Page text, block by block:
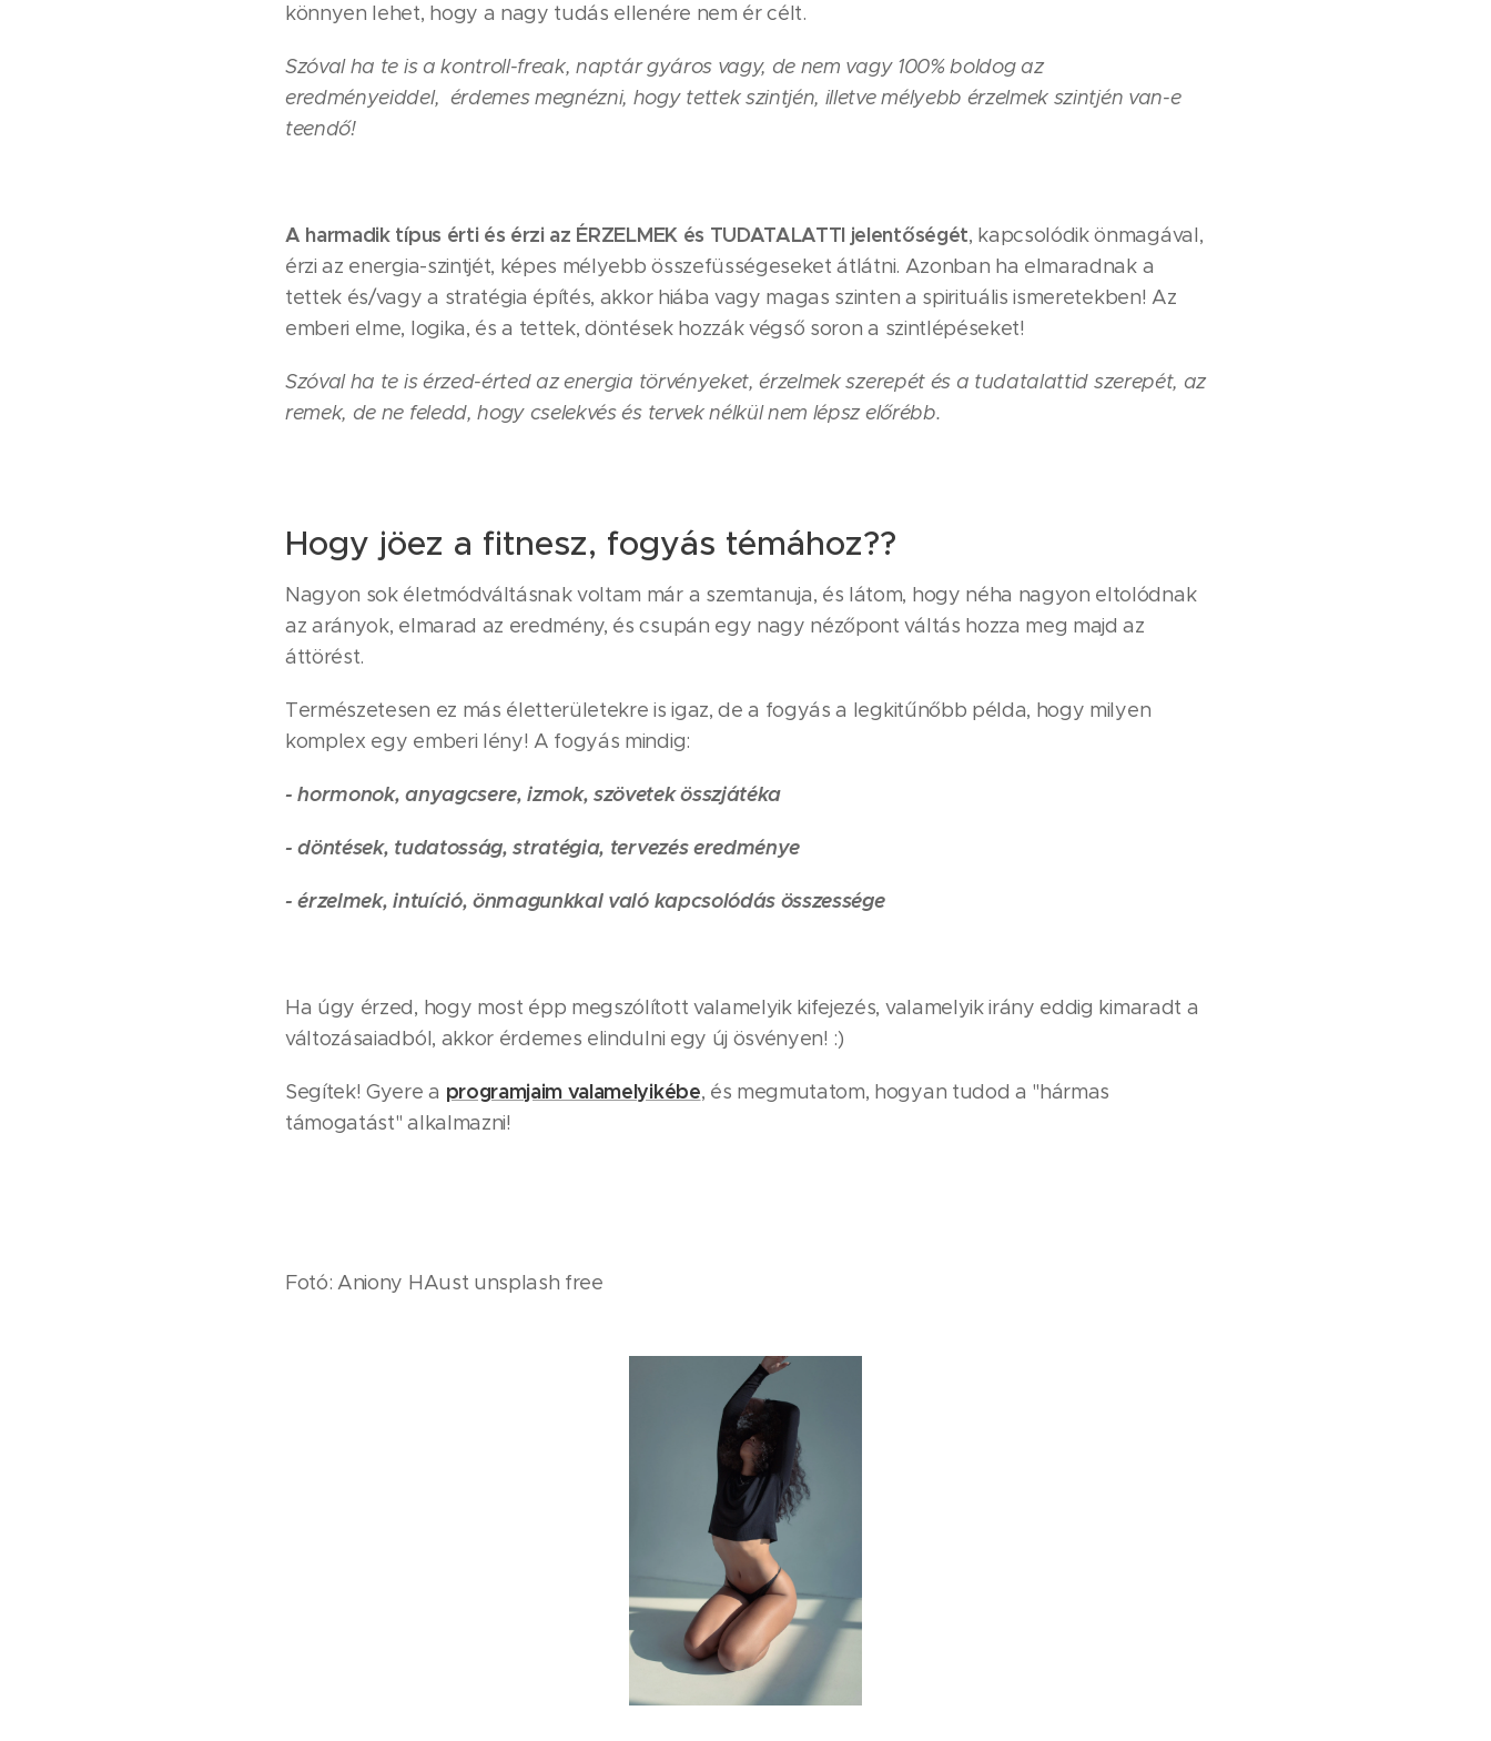
könnyen lehet, hogy a nagy tudás ellenére nem ér célt.
Szóval ha te is a kontroll-freak, naptár gyáros vagy, de nem vagy 100% boldog az
eredményeiddel, érdemes megnézni, hogy tettek szintjén, illetve mélyebb érzelmek szintjén van-e
teendő!
A harmadik típus érti és érzi az ÉRZELMEK és TUDATALATTI jelentőségét, kapcsolódik önmagával,
érzi az energia-szintjét, képes mélyebb összefüsségeseket átlátni. Azonban ha elmaradnak a
tettek és/vagy a stratégia építés, akkor hiába vagy magas szinten a spirituális ismeretekben! Az
emberi elme, logika, és a tettek, döntések hozzák végső soron a szintlépéseket!
Szóval ha te is érzed-érted az energia törvényeket, érzelmek szerepét és a tudatalattid szerepét, az
remek, de ne feledd, hogy cselekvés és tervek nélkül nem lépsz előrébb.
Hogy jöez a fitnesz, fogyás témához??
Nagyon sok életmódváltásnak voltam már a szemtanuja, és látom, hogy néha nagyon eltolódnak
az arányok, elmarad az eredmény, és csupán egy nagy nézőpont váltás hozza meg majd az
áttörést.
Természetesen ez más életterületekre is igaz, de a fogyás a legkitűnőbb példa, hogy milyen
komplex egy emberi lény! A fogyás mindig:
- hormonok, anyagcsere, izmok, szövetek összjátéka
- döntések, tudatosság, stratégia, tervezés eredménye
- érzelmek, intuíció, önmagunkkal való kapcsolódás összessége
Ha úgy érzed, hogy most épp megszólított valamelyik kifejezés, valamelyik irány eddig kimaradt a
változásaiadból, akkor érdemes elindulni egy új ösvényen! :)
Segítek! Gyere a programjaim valamelyikébe, és megmutatom, hogyan tudod a "hármas
támogatást" alkalmazni!
Fotó: Aniony HAust unsplash free